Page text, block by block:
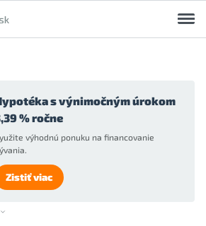
s výnimočným úrokom
% ročne
výhodnú ponuku na financovanie
Zistiť viac